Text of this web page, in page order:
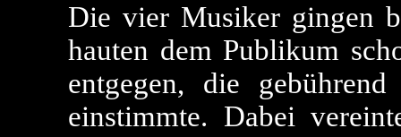
Die vier Musiker gingen
hauten dem Publikum
entgegen, die
einstimmte. Dabei